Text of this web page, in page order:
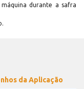
durante a safra
da Aplicação